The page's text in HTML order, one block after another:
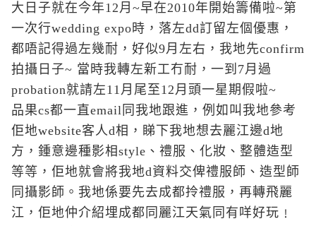
大日子就在今年12月~早在2010年開始籌備啦~第
一次行wedding expo時，落左dd訂留左個優惠，
都唔記得過左幾耐，好似9月左右，我地先confirm
拍攝日子~ 當時我轉左新工冇耐，一到7月過
probation就請左11月尾至12月頭一星期假啦~
品果cs都一直email同我地跟進，例如叫我地參考
佢地website客人d相，睇下我地想去麗江邊d地
方，鍾意邊種影相style、禮服、化妝、整體造型
等等，佢地就會將我地d資料交俾禮服師、造型師
同攝影師。我地係要先去成都拎禮服，再轉飛麗
江，佢地仲介紹埋成都同麗江天氣同有咩好玩﹗